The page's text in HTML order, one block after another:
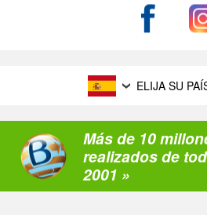
ELIJA SU
Más de 10
realizados de
2001 »